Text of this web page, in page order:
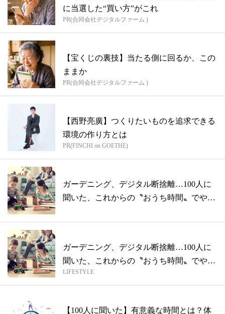
に当選した“買い方”がこれ
PR(合同会社デジタルファーム )
【宝くじの裏技】当たる側に回るか、この
ままか
PR(合同会社デジタルファーム )
【西野亮廣】つくりたいものを追求できる
環境の作り方とは
PR(FINCHI on GOETHE)
ガーデニング、デジタル断捨離…100人に
聞いた、これからの〝おうち時間〟でやっ
ガーデニング、デジタル断捨離…100人に
聞いた、これからの〝おうち時間〟でやっ
て...
LIFESTYLE
【100人に聞いた】有意義な時間とは？体